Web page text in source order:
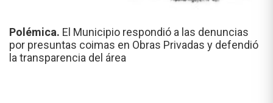
Polémica. El Municipio respondió a las denuncias
por presuntas coimas en Obras Privadas y defendió
la transparencia del área